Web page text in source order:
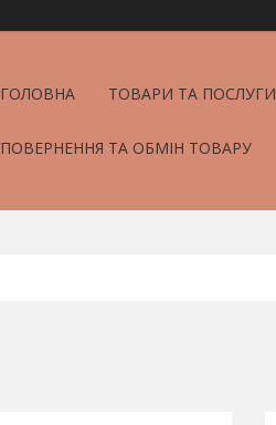
ГОЛОВНА ТОВАРИ ТА ПОСЛУГИ
ПОВЕРНЕННЯ ТА ОБМІН ТОВАРУ